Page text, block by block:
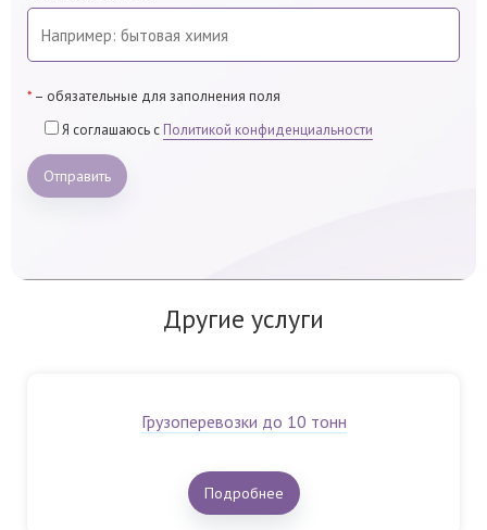
* – обязательные для заполнения поля
Я соглашаюсь с Политикой конфиденциальности
Отправить
Другие услуги
Грузоперевозки до 10 тонн
Подробнее